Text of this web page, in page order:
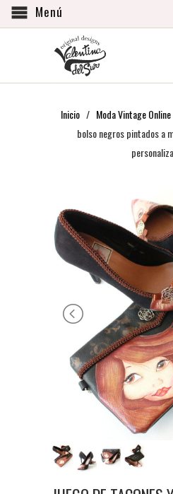
Menú
Inicio / Moda Vintage Online
bolso negros pintados a